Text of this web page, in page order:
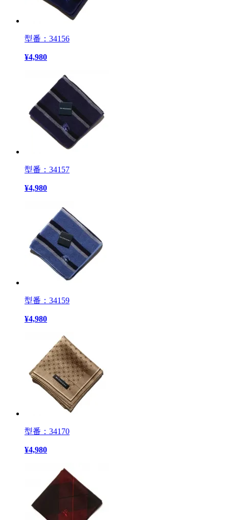
型番：34156
¥4,980
型番：34157
¥4,980
型番：34159
¥4,980
型番：34170
¥4,980